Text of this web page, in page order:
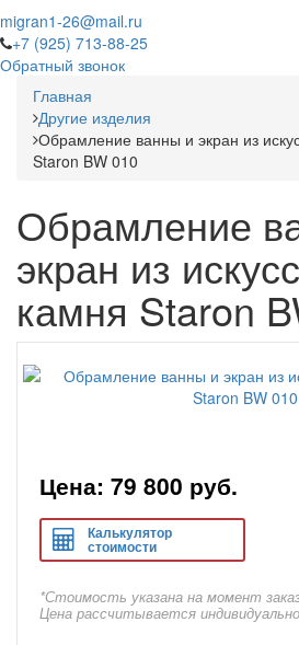
migran1-26@mail.ru
+7 (925) 713-88-25
Обратный звонок
Главная
Другие изделия
Обрамление ванны и экран из
Staron BW 010
Обрамление
экран из
камня Staron
Цена: 79 800 руб.
Калькулятор
стоимости
*Стоимость указана на момент
Цена рассчитывается индивидуально